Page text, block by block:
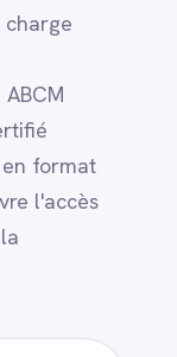
format
l'accès